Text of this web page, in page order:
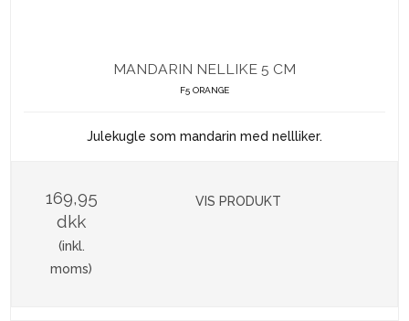
MANDARIN NELLIKE 5 CM
F5 ORANGE
Julekugle som mandarin med nellliker.
169,95
dkk
(inkl.
moms)
VIS PRODUKT